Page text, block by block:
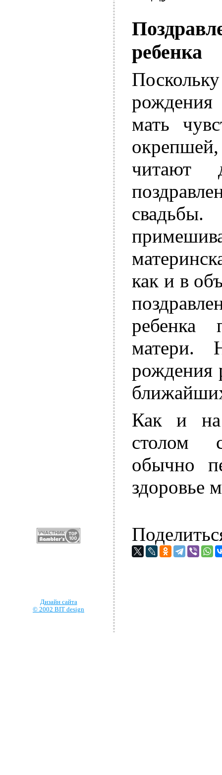
ребенка
мать
читают
как и в
ребенка
матери.
рождения
Как и на
столом
обычно
здоровье
Дизайн сайта
© 2002 BIT design